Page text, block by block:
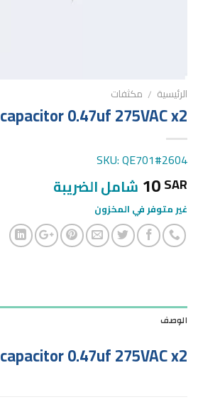
الرئيسية / مكثفات
capacitor 0.47uf 275VAC x2
SKU: QE701#2604
10SAR شامل الضريبة
غير متوفر في المخزون
الوصف
capacitor 0.47uf 275VAC x2